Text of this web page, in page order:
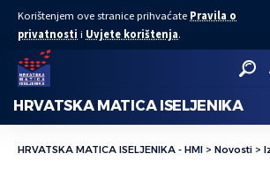
Korištenjem ove stranice prihvaćate Pravila o
privatnosti i Uvjete korištenja.
HRVATSKA MATICA ISELJENIKA
HRVATSKA MATICA ISELJENIKA - HMI > Novosti >